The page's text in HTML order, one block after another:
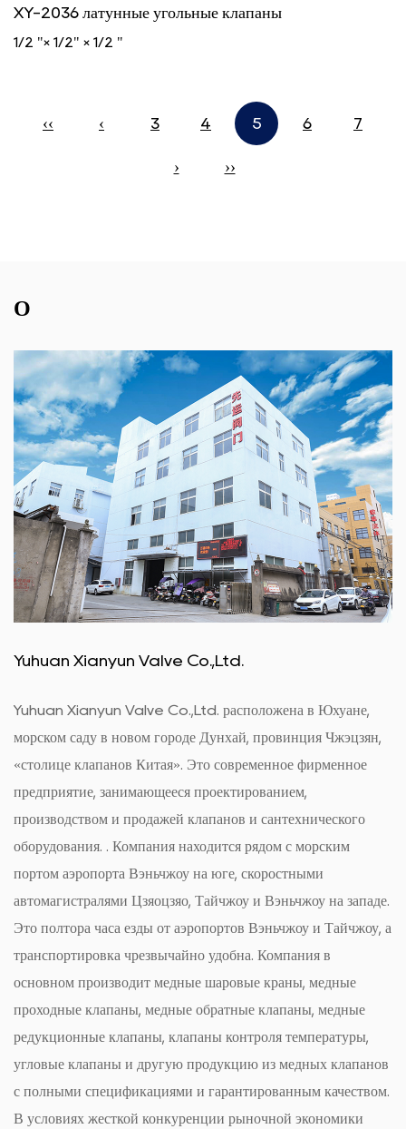
XY-2036 латунные угольные клапаны
1/2 "× 1/2" × 1/2 "
‹‹ ‹ 3 4 5 6 7
› ››
О
Yuhuan Xianyun Valve Co.,Ltd.
Yuhuan Xianyun Valve Co.,Ltd. расположена в Юхуане,
морском саду в новом городе Дунхай, провинция Чжэцзян,
«столице клапанов Китая». Это современное фирменное
предприятие, занимающееся проектированием,
производством и продажей клапанов и сантехнического
оборудования. . Компания находится рядом с морским
портом аэропорта Вэньчжоу на юге, скоростными
автомагистралями Цзяоцзяо, Тайчжоу и Вэньчжоу на западе.
Это полтора часа езды от аэропортов Вэньчжоу и Тайчжоу, а
транспортировка чрезвычайно удобна. Компания в
основном производит медные шаровые краны, медные
проходные клапаны, медные обратные клапаны, медные
редукционные клапаны, клапаны контроля температуры,
угловые клапаны и другую продукцию из медных клапанов
с полными спецификациями и гарантированным качеством.
В условиях жесткой конкуренции рыночной экономики